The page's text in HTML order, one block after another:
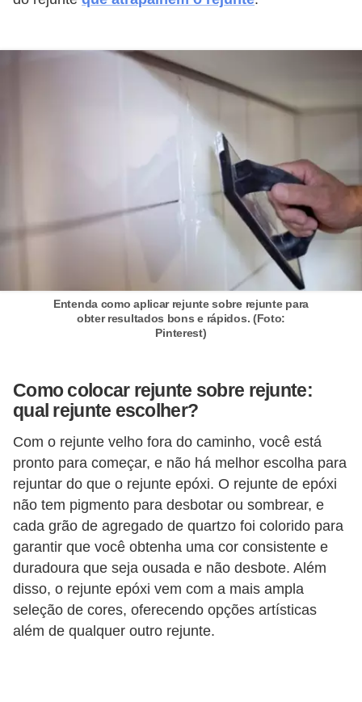
Entenda como aplicar rejunte sobre rejunte para
obter resultados bons e rápidos. (Foto:
Pinterest)
Como colocar rejunte sobre rejunte:
qual rejunte escolher?
Com o rejunte velho fora do caminho, você está
pronto para começar, e não há melhor escolha para
rejuntar do que o rejunte epóxi. O rejunte de epóxi
não tem pigmento para desbotar ou sombrear, e
cada grão de agregado de quartzo foi colorido para
garantir que você obtenha uma cor consistente e
duradoura que seja ousada e não desbote. Além
disso, o rejunte epóxi vem com a mais ampla
seleção de cores, oferecendo opções artísticas
além de qualquer outro rejunte.
i
o
n
d
m
í
n
i
o
s